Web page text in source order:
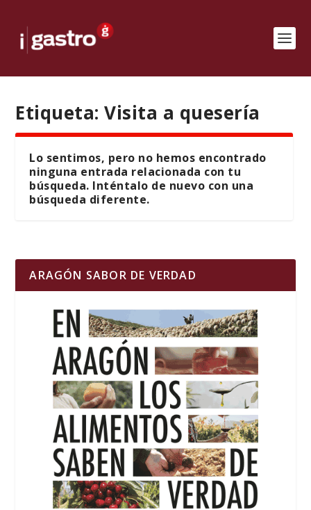
Etiqueta:Visita a quesería
Lo sentimos, pero no hemos encontrado
ninguna entrada relacionada con tu
búsqueda. Inténtalo de nuevo con una
búsqueda diferente.
ARAGÓN SABOR DE VERDAD